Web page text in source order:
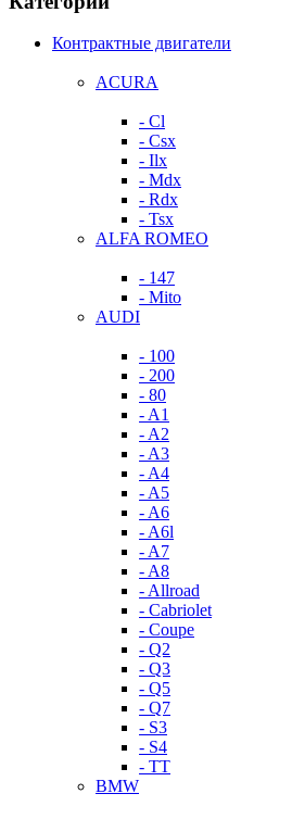
Контрактные двигатели
ACURA
- Cl
- Csx
- Ilx
- Mdx
- Rdx
- Tsx
ALFA ROMEO
- 147
- Mito
AUDI
- 100
- 200
- 80
- A1
- A2
- A3
- A4
- A5
- A6
- A6l
- A7
- A8
- Allroad
- Cabriolet
- Coupe
- Q2
- Q3
- Q5
- Q7
- S3
- S4
- TT
BMW